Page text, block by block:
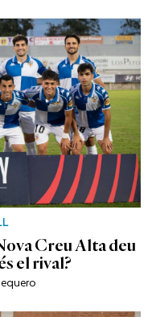
Creu Alta deu
el rival?